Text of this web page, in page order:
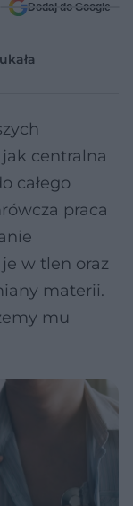
Dodaj do Google
jak centralna
całego
praca
w tlen oraz
materii.
mu